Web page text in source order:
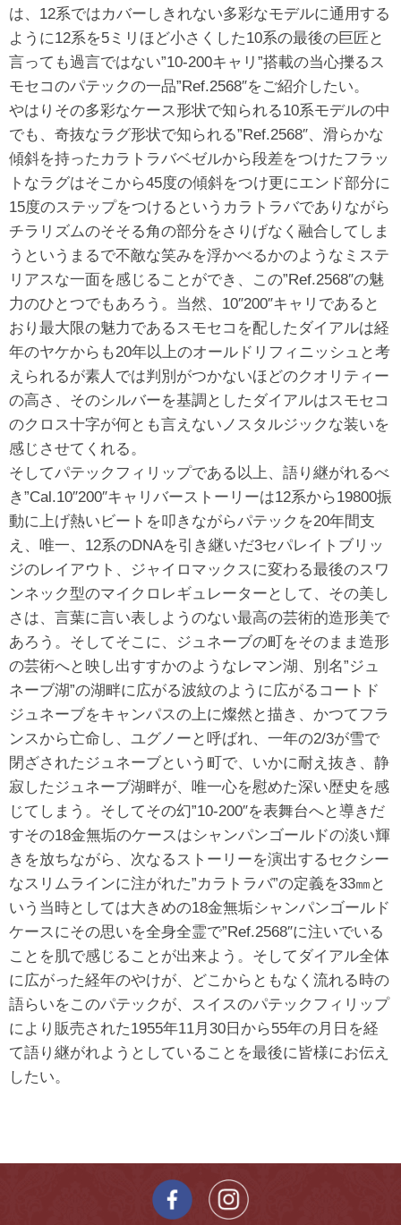
は、12系ではカバーしきれない多彩なモデルに通用する
ように12系を5ミリほど小さくした10系の最後の巨匠と
言っても過言ではない”10-200キャリ”搭載の当心擽るス
モセコのパテックの一品”Ref.2568″をご紹介したい。
やはりその多彩なケース形状で知られる10系モデルの中
でも、奇抜なラグ形状で知られる”Ref.2568″、滑らかな
傾斜を持ったカラトラバベゼルから段差をつけたフラッ
トなラグはそこから45度の傾斜をつけ更にエンド部分に
15度のステップをつけるというカラトラバでありながら
チラリズムのそそる角の部分をさりげなく融合してしま
うというまるで不敵な笑みを浮かべるかのようなミステ
リアスな一面を感じることができ、この”Ref.2568″の魅
力のひとつでもあろう。当然、10″200″キャリであると
おり最大限の魅力であるスモセコを配したダイアルは経
年のヤケからも20年以上のオールドリフィニッシュと考
えられるが素人では判別がつかないほどのクオリティー
の高さ、そのシルバーを基調としたダイアルはスモセコ
のクロス十字が何とも言えないノスタルジックな装いを
感じさせてくれる。
そしてパテックフィリップである以上、語り継がれるべ
き”Cal.10″200″キャリバーストーリーは12系から19800振
動に上げ熱いビートを叩きながらパテックを20年間支
え、唯一、12系のDNAを引き継いだ3セパレイトブリッ
ジのレイアウト、ジャイロマックスに変わる最後のスワ
ンネック型のマイクロレギュレーターとして、その美し
さは、言葉に言い表しようのない最高の芸術的造形美で
あろう。そしてそこに、ジュネーブの町をそのまま造形
の芸術へと映し出すすかのようなレマン湖、別名”ジュ
ネーブ湖”の湖畔に広がる波紋のように広がるコートド
ジュネーブをキャンパスの上に燦然と描き、かつてフラ
ンスから亡命し、ユグノーと呼ばれ、一年の2/3が雪で
閉ざされたジュネーブという町で、いかに耐え抜き、静
寂したジュネーブ湖畔が、唯一心を慰めた深い歴史を感
じてしまう。そしてその幻”10-200″を表舞台へと導きだ
すその18金無垢のケースはシャンパンゴールドの淡い輝
きを放ちながら、次なるストーリーを演出するセクシー
なスリムラインに注がれた”カラトラバ”の定義を33㎜と
いう当時としては大きめの18金無垢シャンパンゴールド
ケースにその思いを全身全霊で”Ref.2568″に注いでいる
ことを肌で感じることが出来よう。そしてダイアル全体
に広がった経年のやけが、どこからともなく流れる時の
語らいをこのパテックが、スイスのパテックフィリップ
により販売された1955年11月30日から55年の月日を経
て語り継がれようとしていることを最後に皆様にお伝え
したい。